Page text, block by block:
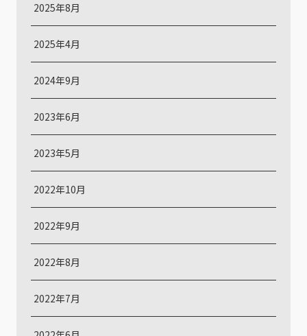
2025年8月
2025年4月
2024年9月
2023年6月
2023年5月
2022年10月
2022年9月
2022年8月
2022年7月